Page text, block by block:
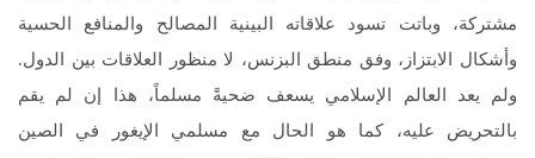
مشتركة، وباتت تسود علاقاته البينية المصالح والمنافع الحسية
وأشكال الابتزاز، وفق منطق البزنس، لا منظور العلاقات بين الدول.
ولم يعد العالم الإسلامي يسعف ضحيةً مسلماً، هذا إن لم يقم
بالتحريض عليه، كما هو الحال مع مسلمي الإيغور في الصين